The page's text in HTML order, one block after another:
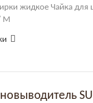
жидкое Чайка для
М